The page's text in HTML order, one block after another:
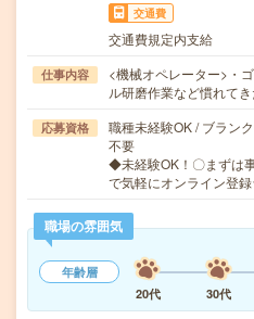
交通費
交通費規定内支給
仕事内容
<機械オペレーター>・
ル研磨作業など慣れて
応募資格
職種未経験OK / ブラン
不要
◆未経験OK！〇まずは
で気軽にオンライン登
職場の雰囲気
年齢層
20代
30代